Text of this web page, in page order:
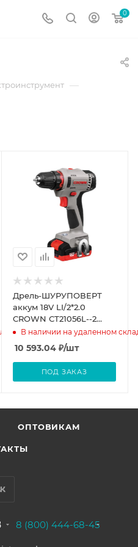
0
—
Дрель-ШУРУПОВЕРТ
аккум 18V LI/2*2.0
CROWN СТ21056L--2
ВМС кейс
В наличии на удаленном
10 593.04₽/шт
ПОД ЗАКАЗ
ОПТОВИКАМ
8 (800) 444-68-45